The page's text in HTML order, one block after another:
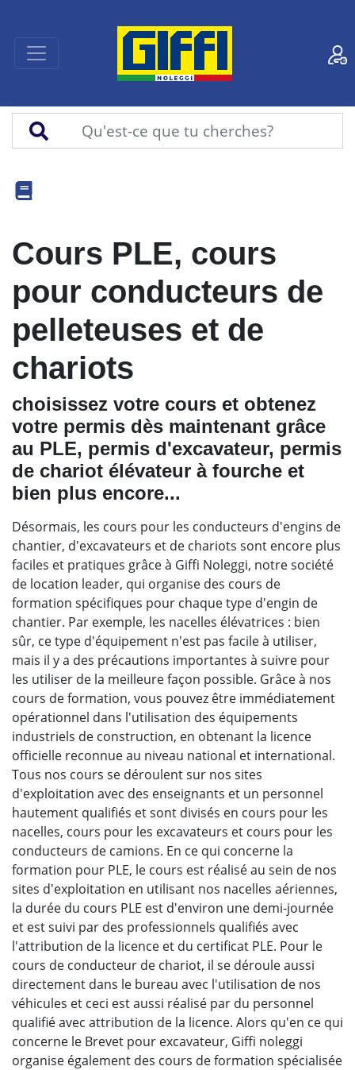
Cours PLE, cours
pour conducteurs de
pelleteuses et de
chariots
choisissez votre cours et obtenez
votre permis dès maintenant grâce
au PLE, permis d'excavateur, permis
de chariot élévateur à fourche et
bien plus encore...
Désormais, les cours pour les conducteurs d'engins de
chantier, d'excavateurs et de chariots sont encore plus
faciles et pratiques grâce à Giffi Noleggi, notre société
de location leader, qui organise des cours de
formation spécifiques pour chaque type d'engin de
chantier. Par exemple, les nacelles élévatrices : bien
sûr, ce type d'équipement n'est pas facile à utiliser,
mais il y a des précautions importantes à suivre pour
les utiliser de la meilleure façon possible. Grâce à nos
cours de formation, vous pouvez être immédiatement
opérationnel dans l'utilisation des équipements
industriels de construction, en obtenant la licence
officielle reconnue au niveau national et international.
Tous nos cours se déroulent sur nos sites
d'exploitation avec des enseignants et un personnel
hautement qualifiés et sont divisés en cours pour les
nacelles, cours pour les excavateurs et cours pour les
conducteurs de camions. En ce qui concerne la
formation pour PLE, le cours est réalisé au sein de nos
sites d'exploitation en utilisant nos nacelles aériennes,
la durée du cours PLE est d'environ une demi-journée
et est suivi par des professionnels qualifiés avec
l'attribution de la licence et du certificat PLE. Pour le
cours de conducteur de chariot, il se déroule aussi
directement dans le bureau avec l'utilisation de nos
véhicules et ceci est aussi réalisé par du personnel
qualifié avec attribution de la licence. Alors qu'en ce qui
concerne le Brevet pour excavateur, Giffi noleggi
organise également des cours de formation spécialisée